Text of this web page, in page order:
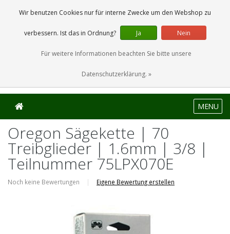
0 Artikel
MENU
Oregon Sägekette | 70
Treibglieder | 1.6mm | 3/8 |
Teilnummer 75LPX070E
Noch keine Bewertungen | Eigene Bewertung erstellen
Wir benutzen Cookies nur für interne Zwecke um den Webshop zu
verbessern. Ist das in Ordnung? Ja Nein
Für weitere Informationen beachten Sie bitte unsere
Datenschutzerklärung. »